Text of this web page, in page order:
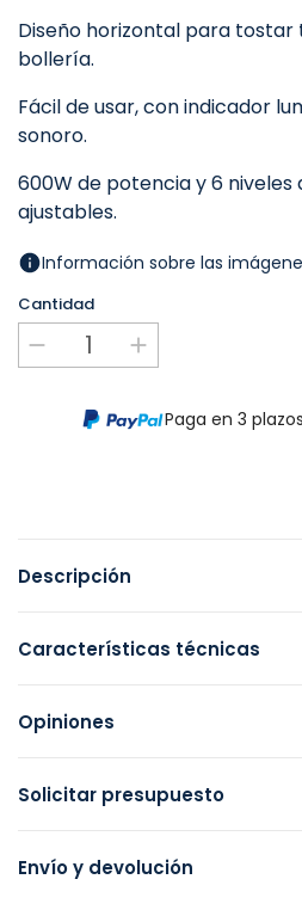
Diseño horizontal para
bollería.
Fácil de usar, con indicador
sonoro.
600W de potencia y 6
ajustables.
Información sobre las
Cantidad
Paga en 3
Descripción
Características técnicas
Opiniones
Solicitar presupuesto
Envío y devolución